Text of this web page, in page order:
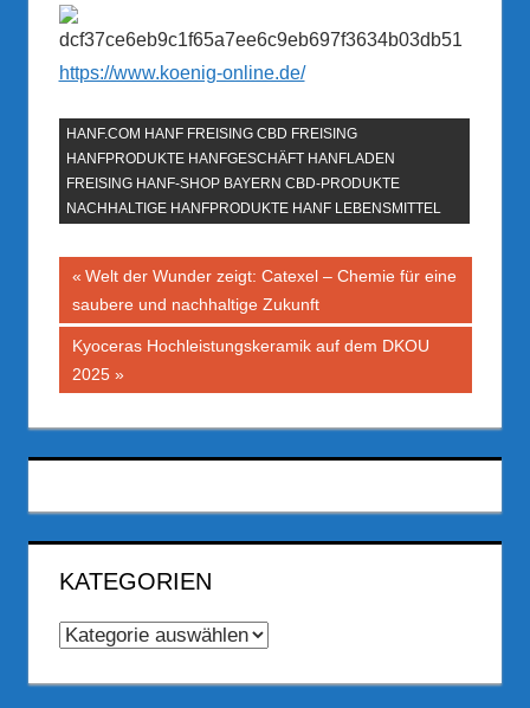
https://www.koenig-online.de/
HANF.COM HANF FREISING CBD FREISING
HANFPRODUKTE HANFGESCHÄFT HANFLADEN
FREISING HANF-SHOP BAYERN CBD-PRODUKTE
NACHHALTIGE HANFPRODUKTE HANF LEBENSMITTEL
Beitragsnavigation
Vorheriger
Beitrag:
Welt der Wunder zeigt: Catexel – Chemie für eine
saubere und nachhaltige Zukunft
Nächster
Beitrag:
Kyoceras Hochleistungskeramik auf dem DKOU
2025
KATEGORIEN
Kategorien